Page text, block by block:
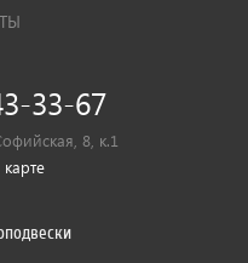
33-67
8, к.1